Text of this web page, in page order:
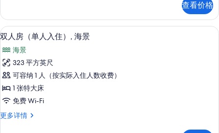
照
片
更
多
信
查看价格
显
示
双
人
房
（单
入
迷你吧、客房内保险箱、办公桌、遮光
5
双人房（单人入住）, 海景
海景
323 平方英尺
可容纳 1 人（按实际入住人数收费）
1 张特大床
免费 Wi-Fi
更多详情
双